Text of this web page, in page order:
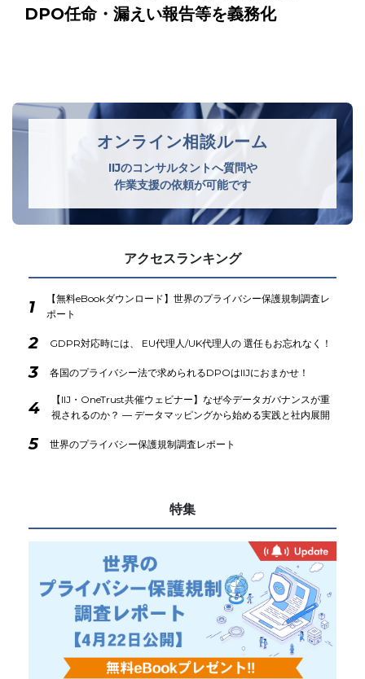
DPO任命・漏えい報告等を義務化
オンライン相談ルーム
IIJのコンサルタントへ質問や
作業支援の依頼が可能です
アクセスランキング
1
【無料eBookダウンロード】世界のプライバシー保護規制調査レ
ポート
2 GDPR対応時には、 EU代理人/UK代理人の 選任もお忘れなく！
3 各国のプライバシー法で求められるDPOはIIJにおまかせ！
4
【IIJ・OneTrust共催ウェビナー】なぜ今データガバナンスが重
視されるのか？ ― データマッピングから始める実践と社内展開
5 世界のプライバシー保護規制調査レポート
特集